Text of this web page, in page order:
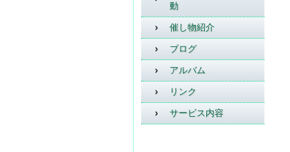
動
催し物紹介
ブログ
アルバム
リンク
サービス内容